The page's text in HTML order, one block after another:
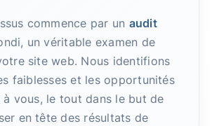
commence par un audit
un véritable examen de
site web. Nous identifions
faiblesses et les opportunités
vous, le tout dans le but de
en tête des résultats de